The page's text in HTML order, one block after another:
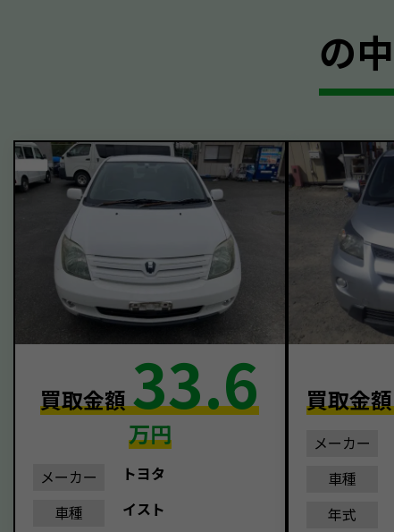
の
買取金額33.6
万円
メーカー
トヨタ
車種
イスト
買取金
メーカー
車種
年式